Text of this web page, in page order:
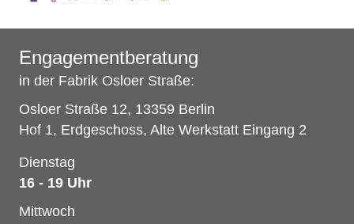
Engagementberatung
in der Fabrik Osloer Straße:
Osloer Straße 12, 13359 Berlin
Hof 1, Erdgeschoss, Alte Werkstatt Eingang 2
Dienstag
16 - 19 Uhr
Mittwoch